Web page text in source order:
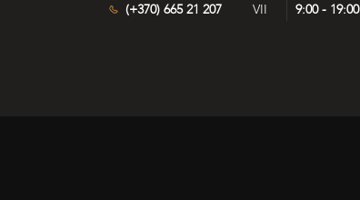
(+370) 665 21 207
VII
9:00 - 19:00